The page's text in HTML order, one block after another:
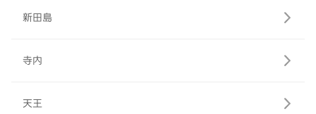
新田島
寺内
天王